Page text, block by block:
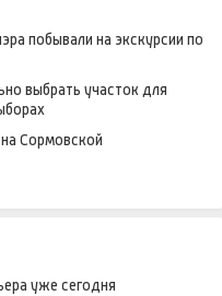
побывали на экскурсии по
выбрать участок для
Сормовской
уже сегодня